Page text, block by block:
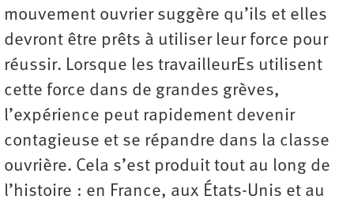
mouvement ouvrier suggère qu’ils et elles
devront être prêts à utiliser leur force pour
réussir. Lorsque les travailleurEs utilisent
cette force dans de grandes grèves,
l’expérience peut rapidement devenir
contagieuse et se répandre dans la classe
ouvrière. Cela s’est produit tout au long de
l’histoire : en France, aux États-Unis et au